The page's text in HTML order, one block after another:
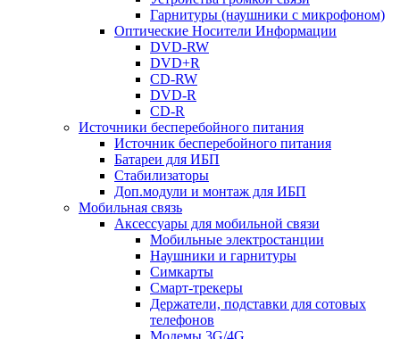
Гарнитуры (наушники с микрофоном)
Оптические Носители Информации
DVD-RW
DVD+R
CD-RW
DVD-R
CD-R
Источники бесперебойного питания
Источник бесперебойного питания
Батареи для ИБП
Стабилизаторы
Доп.модули и монтаж для ИБП
Мобильная связь
Аксессуары для мобильной связи
Мобильные электростанции
Наушники и гарнитуры
Симкарты
Смарт-трекеры
Держатели, подставки для сотовых
телефонов
Модемы 3G/4G